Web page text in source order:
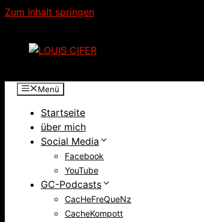
Zum Inhalt springen
Menü
Startseite
über mich
Social Media
Facebook
YouTube
GC-Podcasts
CacHeFreQueNz
CacheKompott